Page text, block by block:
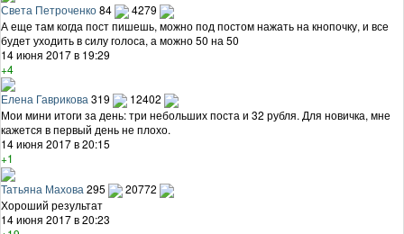
Света Петроченко84
4279
А еще там когда пост пишешь, можно под постом нажать на кнопочку, и все
будет уходить в силу голоса, а можно 50 на 50
14 июня 2017 в 19:29
+4
Елена Гаврикова 319
12402
Мои мини итоги за день: три небольших поста и 32 рубля. Для новичка, мне
кажется в первый день не плохо.
14 июня 2017 в 20:15
+1
Татьяна Махова 295
20772
Хороший результат
14 июня 2017 в 20:23